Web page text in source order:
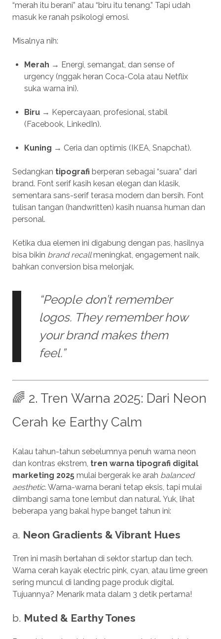
“merah itu berani” atau “biru itu tenang.” Tapi udah
masuk ke ranah psikologi emosi.
Misalnya nih:
Merah → Energi, semangat, dan sense of
urgency (nggak heran Coca-Cola atau Netflix
suka warna ini).
Biru→ Kepercayaan, profesional, stabil
(Facebook, LinkedIn).
Kuning → Ceria dan optimis (IKEA, Snapchat).
Sedangkan tipografi berperan sebagai “suara” dari
brand. Font serif kasih kesan elegan dan klasik,
sementara sans-serif terasa modern dan bersih. Font
tulisan tangan (handwritten) kasih nuansa human dan
personal.
Ketika dua elemen ini digabung dengan pas, hasilnya
bisa bikin brand recallmeningkat, engagement naik,
bahkan conversion bisa melonjak.
“People don’t remember
logos. They remember how
your brand makes them
feel.”
🌈 2. Tren Warna 2025: Dari Neon
Cerah ke Earthy Calm
Kalau tahun-tahun sebelumnya penuh warna neon
dan kontras ekstrem, tren warna tipografi digital
marketing 2025mulai bergerak ke arah balanced
aesthetic. Warna-warna berani tetap eksis, tapi mulai
diimbangi sama tone lembut dan natural. Yuk, lihat
beberapa yang bakal hype banget tahun ini:
a. Neon Gradients & Vibrant Hues
Tren ini masih bertahan di sektor startup dan tech.
Warna cerah kayak electric pink, cyan, atau lime green
sering muncul di landing page produk digital.
Tujuannya? Menarik mata dalam 3 detik pertama!
b. Muted & Earthy Tones